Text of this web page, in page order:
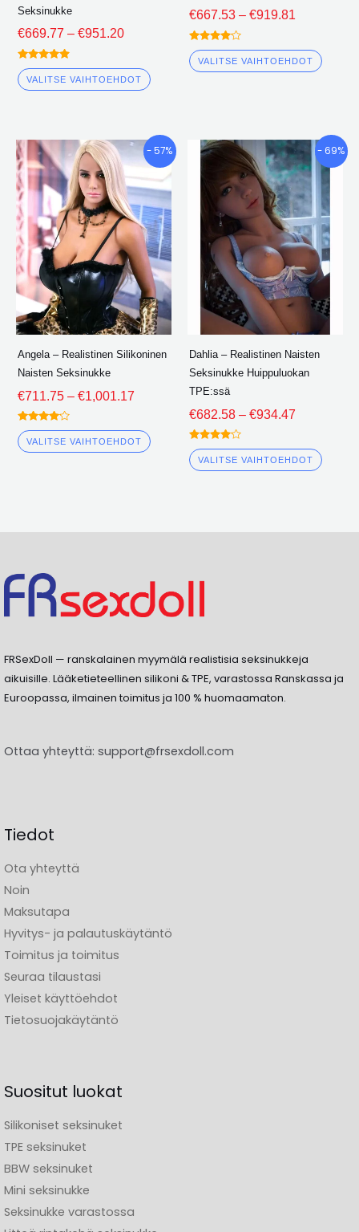
Seksinukke
€669.77 – €951.20
Arvioitu
4.75
ulos 5
VALITSE VAIHTOEHDOT
€667.53 – €919.81
Arvioitu
4.00
ulos 5
VALITSE VAIHTOEHDOT
- 57%
Angela – Realistinen Silikoninen
Naisten Seksinukke
€711.75 – €1,001.17
Hintaluokka:
€711.75
kautta
€1,001.17
Arvioitu
4.00
ulos 5
VALITSE VAIHTOEHDOT
Tällä
tuotteella
on
useita
variantteja.
Vaihtoehdot
voidaan
valita
tuotesivulle
- 69%
Dahlia – Realistinen Naisten
Seksinukke Huippuluokan
TPE:ssä
€682.58 – €934.47
€682.58
kautta
€934.47
Arvioitu
4.00
ulos 5
VALITSE VAIHTOEHDOT
Tällä
on
useita
valita
FRSexDoll — ranskalainen myymälä realistisia seksinukkeja
aikuisille. Lääketieteellinen silikoni & TPE, varastossa Ranskassa ja
Euroopassa, ilmainen toimitus ja 100 % huomaamaton.
Ottaa yhteyttä: support@frsexdoll.com
Tiedot
Ota yhteyttä
Noin
Maksutapa
Hyvitys- ja palautuskäytäntö
Toimitus ja toimitus
Seuraa tilaustasi
Yleiset käyttöehdot
Tietosuojakäytäntö
Suositut luokat
Silikoniset seksinuket
TPE seksinuket
BBW seksinuket
Mini seksinukke
Seksinukke varastossa